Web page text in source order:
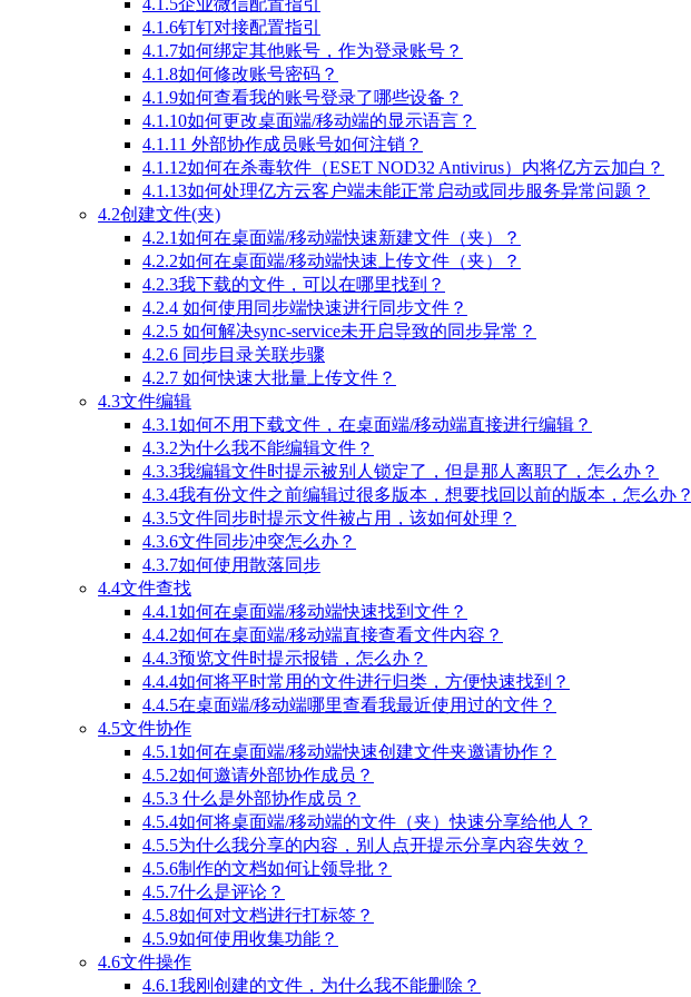
4.1.6钉钉对接配置指引
4.1.7如何绑定其他账号，作为登录账号？
4.1.8如何修改账号密码？
4.1.9如何查看我的账号登录了哪些设备？
4.1.10如何更改桌面端/移动端的显示语言？
4.1.11 外部协作成员账号如何注销？
4.1.12如何在杀毒软件（ESET NOD32 Antivirus）内将亿方云加白？
4.1.13如何处理亿方云客户端未能正常启动或同步服务异常问题？
4.2创建文件(夹)
4.2.1如何在桌面端/移动端快速新建文件（夹）？
4.2.2如何在桌面端/移动端快速上传文件（夹）？
4.2.3我下载的文件，可以在哪里找到？
4.2.4 如何使用同步端快速进行同步文件？
4.2.5 如何解决sync-service未开启导致的同步异常？
4.2.6 同步目录关联步骤
4.2.7 如何快速大批量上传文件？
4.3文件编辑
4.3.1如何不用下载文件，在桌面端/移动端直接进行编辑？
4.3.2为什么我不能编辑文件？
4.3.3我编辑文件时提示被别人锁定了，但是那人离职了，怎么办？
4.3.4我有份文件之前编辑过很多版本，想要找回以前的版本，怎么办？
4.3.5文件同步时提示文件被占用，该如何处理？
4.3.6文件同步冲突怎么办？
4.3.7如何使用散落同步
4.4文件查找
4.4.1如何在桌面端/移动端快速找到文件？
4.4.2如何在桌面端/移动端直接查看文件内容？
4.4.3预览文件时提示报错，怎么办？
4.4.4如何将平时常用的文件进行归类，方便快速找到？
4.4.5在桌面端/移动端哪里查看我最近使用过的文件？
4.5文件协作
4.5.1如何在桌面端/移动端快速创建文件夹邀请协作？
4.5.2如何邀请外部协作成员？
4.5.3 什么是外部协作成员？
4.5.4如何将桌面端/移动端的文件（夹）快速分享给他人？
4.5.5为什么我分享的内容，别人点开提示分享内容失效？
4.5.6制作的文档如何让领导批？
4.5.7什么是评论？
4.5.8如何对文档进行打标签？
4.5.9如何使用收集功能？
4.6文件操作
4.6.1我刚创建的文件，为什么我不能删除？